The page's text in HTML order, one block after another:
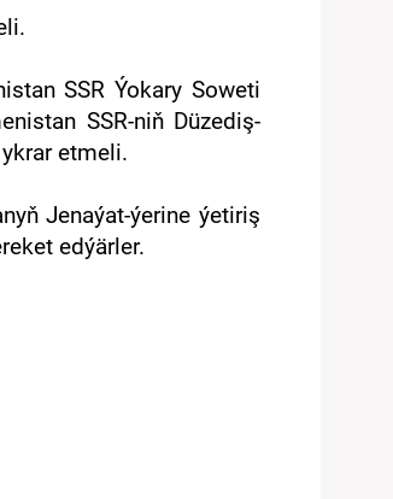
SSR Ýokary Soweti
n SSR-niň Düzediş-
etmeli.
Jenaýat-ýerine ýetiriş
edýärler.